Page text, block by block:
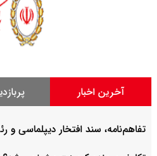
آخرین اخبار
تفاهم‌نامه، سند افتخار دیپلماسی